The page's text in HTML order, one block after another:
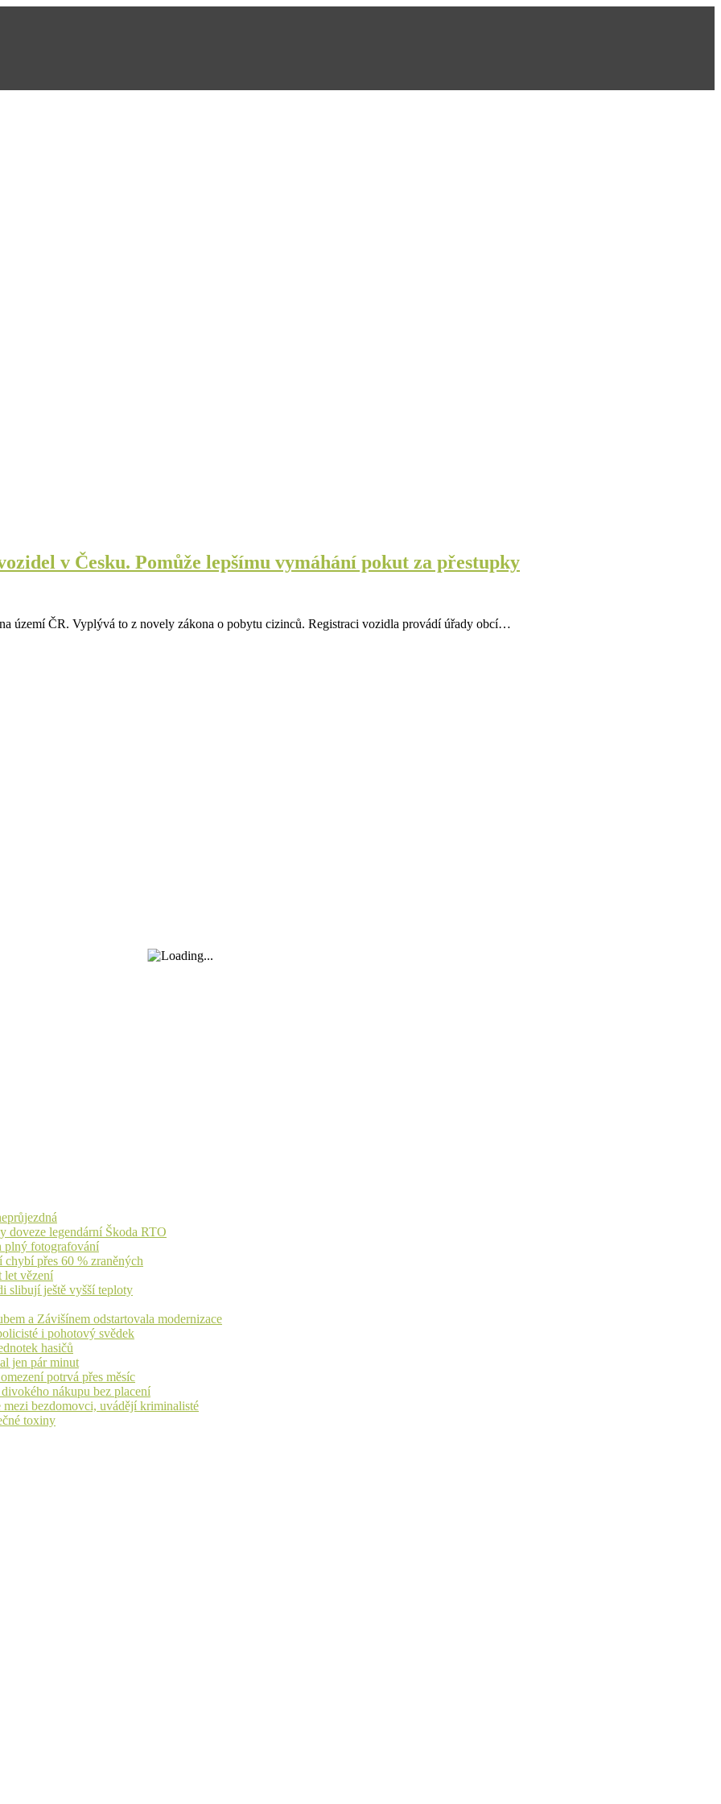
v Česku. Pomůže lepšímu vymáhání pokut za přestupky
území ČR. Vyplývá to z novely zákona o pobytu cizinců. Registraci vozidla provádí úřady obcí…
doveze legendární Škoda RTO
plný fotografování
přes 60 % zraněných
let vězení
slibují ještě vyšší teploty
a Závišínem odstartovala modernizace
i pohotový svědek
hasičů
jen pár minut
potrvá přes měsíc
nákupu bez placení
bezdomovci, uvádějí kriminalisté
toxiny